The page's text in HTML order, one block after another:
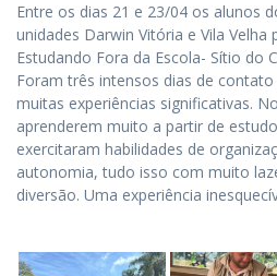
Entre os dias 21 e 23/04 os alunos
unidades Darwin Vitória e Vila
Estudando Fora da Escola- Sítio do
Foram três intensos dias de
muitas experiências significativas.
aprenderem muito a partir de
exercitaram habilidades de
autonomia, tudo isso com muito
diversão. Uma experiência